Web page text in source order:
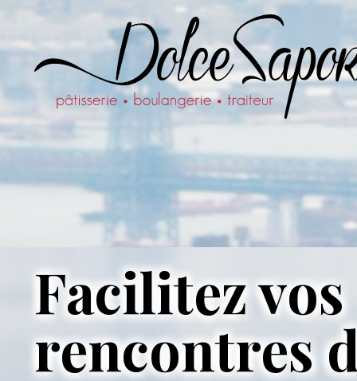
Facilitez vos
rencontres